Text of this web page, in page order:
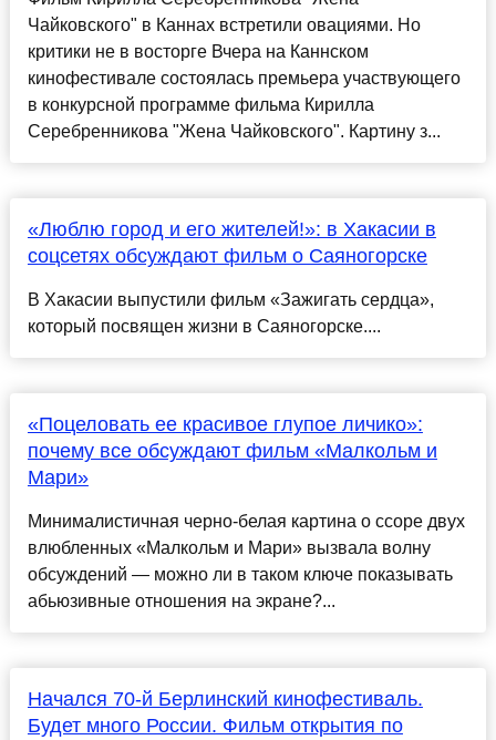
Чайковского" в Каннах встретили овациями. Но
критики не в восторге Вчера на Каннском
кинофестивале состоялась премьера участвующего
в конкурсной программе фильма Кирилла
Серебренникова "Жена Чайковского". Картину з...
«Люблю город и его жителей!»: в Хакасии в
соцсетях обсуждают фильм о Саяногорске
В Хакасии выпустили фильм «Зажигать сердца»,
который посвящен жизни в Саяногорске....
«Поцеловать ее красивое глупое личико»:
почему все обсуждают фильм «Малкольм и
Мари»
Минималистичная черно-белая картина о ссоре двух
влюбленных «Малкольм и Мари» вызвала волну
обсуждений — можно ли в таком ключе показывать
абьюзивные отношения на экране?...
Начался 70-й Берлинский кинофестиваль.
Будет много России. Фильм открытия по